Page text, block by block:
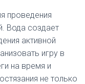
проведения
Вода создает
активной
игру в
на время и
не только